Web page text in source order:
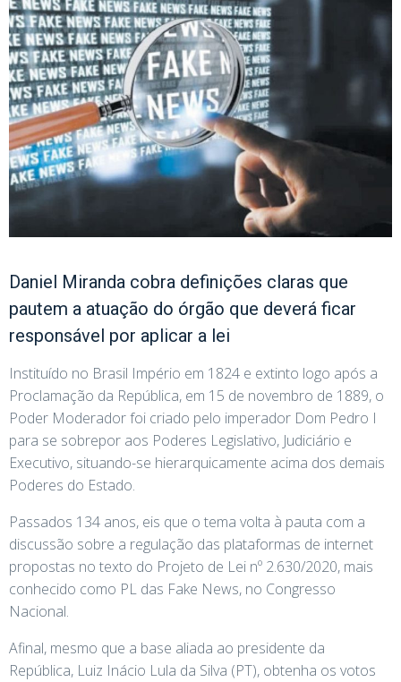
Daniel Miranda cobra definições claras que
pautem a atuação do órgão que deverá ficar
responsável por aplicar a lei
Instituído no Brasil Império em 1824 e extinto logo após a
Proclamação da República, em 15 de novembro de 1889, o
Poder Moderador foi criado pelo imperador Dom Pedro I
para se sobrepor aos Poderes Legislativo, Judiciário e
Executivo, situando-se hierarquicamente acima dos demais
Poderes do Estado.
Passados 134 anos, eis que o tema volta à pauta com a
discussão sobre a regulação das plataformas de internet
propostas no texto do Projeto de Lei nº 2.630/2020, mais
conhecido como PL das Fake News, no Congresso
Nacional.
Afinal, mesmo que a base aliada ao presidente da
República, Luiz Inácio Lula da Silva (PT), obtenha os votos